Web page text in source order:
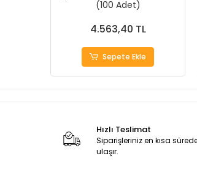
(100 Adet)
4.563,40 TL
Sepete Ekle
Hızlı Teslimat
Siparişleriniz en kısa
ulaşır.